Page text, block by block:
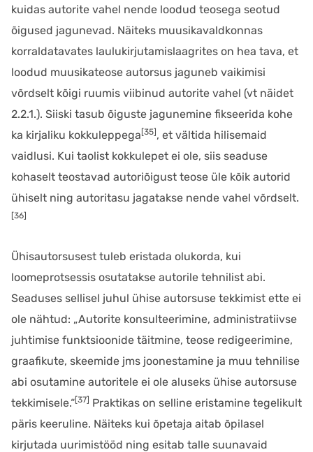
kuidas autorite vahel nende loodud teosega seotud
õigused jagunevad. Näiteks muusikavaldkonnas
korraldatavates laulukirjutamislaagrites on hea tava, et
loodud muusikateose autorsus jaguneb vaikimisi
võrdselt kõigi ruumis viibinud autorite vahel (vt näidet
2.2.1.). Siiski tasub õiguste jagunemine fikseerida kohe
ka kirjaliku kokkuleppega [35] , et vältida hilisemaid
vaidlusi. Kui taolist kokkulepet ei ole, siis seaduse
kohaselt teostavad autoriõigust teose üle kõik autorid
ühiselt ning autoritasu jagatakse nende vahel võrdselt.
[36]
Ühisautorsusest tuleb eristada olukorda, kui
loomeprotsessis osutatakse autorile tehnilist abi.
Seaduses sellisel juhul ühise autorsuse tekkimist ette ei
ole nähtud: „Autorite konsulteerimine, administratiivse
juhtimise funktsioonide täitmine, teose redigeerimine,
graafikute, skeemide jms joonestamine ja muu tehnilise
abi osutamine autoritele ei ole aluseks ühise autorsuse
tekkimisele.“[37] Praktikas on selline eristamine tegelikult
päris keeruline. Näiteks kui õpetaja aitab õpilasel
kirjutada uurimistööd ning esitab talle suunavaid